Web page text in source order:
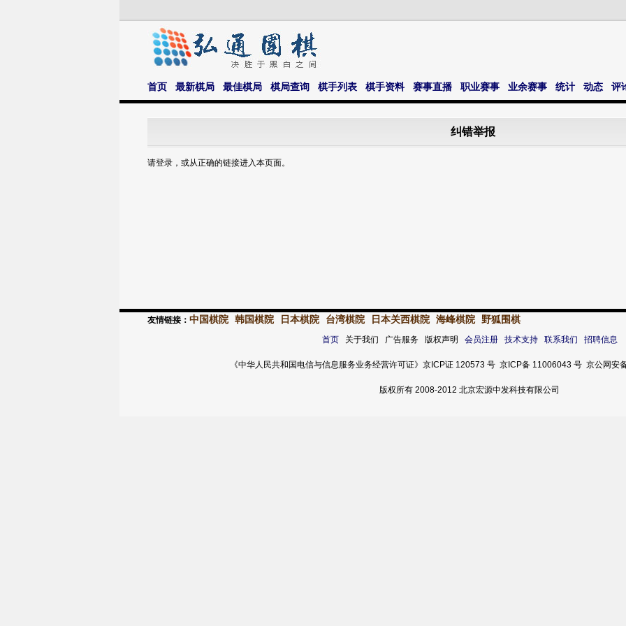
首页 最新棋局 最佳棋局 棋局查询 棋手列表 棋手资料 赛事直播 职业赛事 业余赛事 统计 动态 评
纠错举报
请登录，或从正确的链接进入本页面。
友情链接： 中国棋院 韩国棋院 日本棋院 台湾棋院 日本关西棋院 海峰棋院 野狐围棋
首页关于我们 广告服务 版权声明 会员注册 技术支持 联系我们 招聘信息
《中华人民共和国电信与信息服务业务经营许可证》京ICP证 120573 号 京ICP备 11006043 号 京公网安
版权所有 2008-2012 北京宏源中发科技有限公司